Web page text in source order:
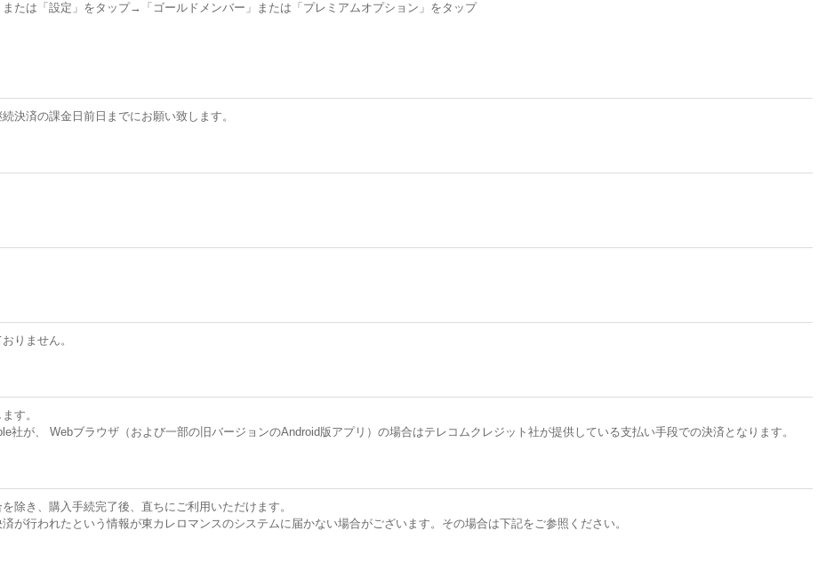
は「設定」をタップ→「ゴールドメンバー」または「プレミアムオプション」をタップ
決済の課金日前日までにお願い致します。
りません。
す。
が、 Webブラウザ（および一部の旧バージョンのAndroid版アプリ）の場合はテレコムクレジット社が提供している支払い手段での決済となります。
除き、購入手続完了後、直ちにご利用いただけます。
行われたという情報が東カレロマンスのシステムに届かない場合がございます。その場合は下記をご参照ください。